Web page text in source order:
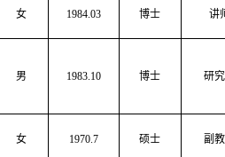
女 1984.03 博士 讲
男 1983.10 博士 研
女 1970.7 硕士 副